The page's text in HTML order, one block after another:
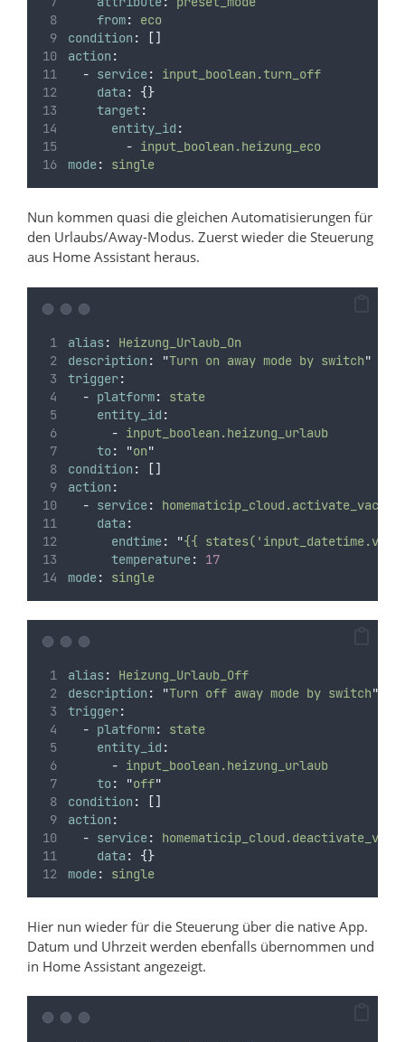
from:
eco
condition :
[]
action :
- service:
input_boolean.turn_off
data :
{}
target:
entity_id :
- input_boolean.heizung_eco
mode: single
Nun kommen quasi die gleichen Automatisierungen für
den Urlaubs/Away-Modus. Zuerst wieder die Steuerung
aus Home Assistant heraus.
alias:
Heizung_Urlaub_On
description : "Turn on away mode by switch"
trigger:
- platform:
state
entity_id :
- input_boolean.heizung_urlaub
to: "on"
condition :
[]
action :
- service:
data :
endtime: "{{
temperature:
17
mode: single
alias:
Heizung_Urlaub_Off
description : "Turn off away mode by switch"
trigger:
- platform:
state
entity_id :
- input_boolean.heizung_urlaub
to: "off"
condition :
[]
action :
- service:
data :
{}
mode: single
Hier nun wieder für die Steuerung über die native App.
Datum und Uhrzeit werden ebenfalls übernommen und
in Home Assistant angezeigt.